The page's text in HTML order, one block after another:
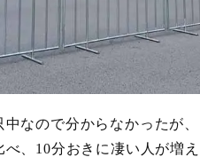
なので分からなかったが、
、10分おきに凄い人が増え